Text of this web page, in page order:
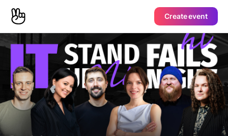
Create event